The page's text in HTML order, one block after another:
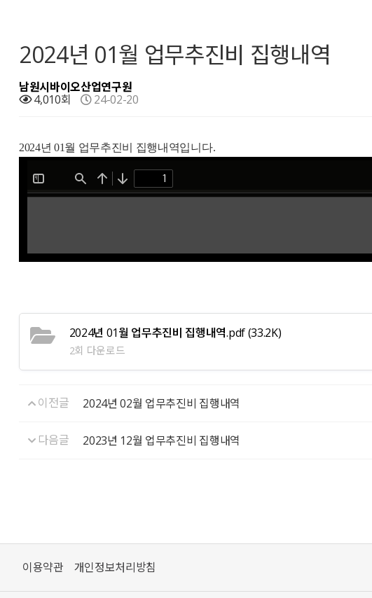
2024년 01월 업무추진비 집행내역
남원시바이오산업연구원
4,010회
24-02-20
2024년 01월 업무추진비 집행내역입니다.
2024년 01월 업무추진비 집행내역.pdf(33.2K)
2회 다운로드
이전글 2024년 02월 업무추진비 집행내역
다음글 2023년 12월 업무추진비 집행내역
이용약관 개인정보처리방침